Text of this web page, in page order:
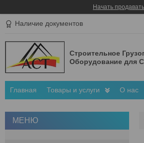
Начать
Наличие документов
Строительное
Оборудование для
Главная Товары и услуги О нас